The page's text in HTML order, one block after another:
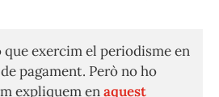
que exercim el periodisme en
pagament. Però no ho
expliquem enaquest